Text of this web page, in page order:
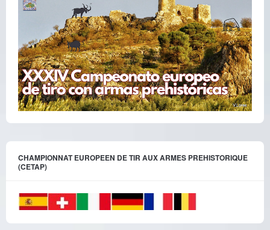
CHAMPIONNAT EUROPEEN DE TIR AUX ARMES PREHISTORIQUE
(CETAP)